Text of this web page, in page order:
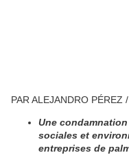
PAR ALEJANDRO PÉREZ
Une
sociales et
entreprises de